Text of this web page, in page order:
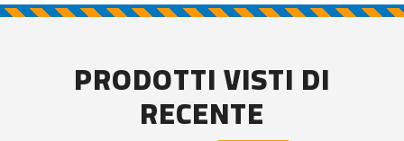
PRODOTTI VISTI DI
RECENTE